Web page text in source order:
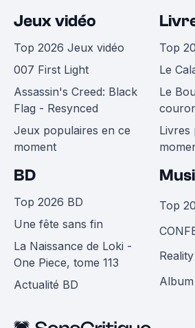
Jeux vidéo
Top 2026 Jeux vidéo
007 First Light
Assassin's Creed: Black
Flag - Resynced
Jeux populaires en ce
moment
Top
Le
Le
Livres
BD
Top 2026 BD
Une fête sans fin
La Naissance de Loki -
One Piece, tome 113
Actualité BD
Top